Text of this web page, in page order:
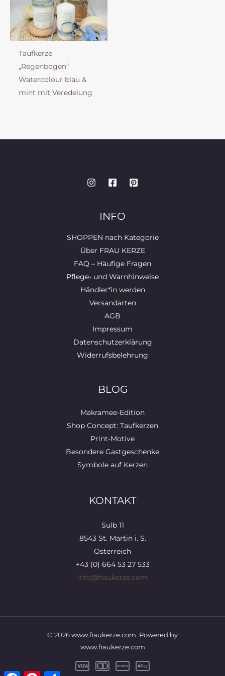
Taufkerze
„Regenbogen“
Watercolour blau &
mint mit Veredelung
INFO
SHOPPEN nach Kategorie
Über FRAU KERZE
FAQ – Häufige Fragen
Pflege- und Warnhinweise
Händler*in werden
Versandarten
AGB
Impressum
Datenschutzerklärung
Widerrufsbelehrung
BLOG
Makramee-Edition
Shop Concept: Taufkerzen
Print-Motive
Besondere Gastgeschenke
Symbole auf Kerzen
KONTAKT
Sulb 11
8543 St. Martin i. S.
Österreich
+43 (0) 664 53 27 533
info@fraukerze.com
© 2026 www.fraukerze.com. Powered by
www.fraukerze.com